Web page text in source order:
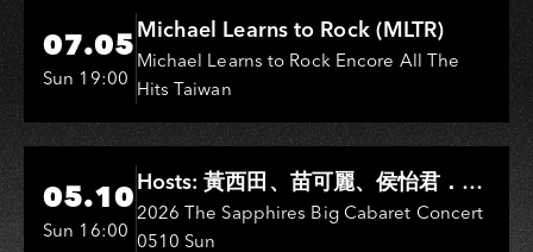
Hi-Ing Music Hall
07.05
Sun 19:00
Michael Learns to Rock (MLTR)
Michael Learns to Rock Encore All The
Hits Taiwan
Hi-Ing Music Hall
05.10
Sun 16:00
Hosts: 黃西田、苗可麗、侯怡君．
Entertainers: 葉啟田、鳥來嬤-吳
2026 The Sapphires Big Cabaret Concert
0510 Sun